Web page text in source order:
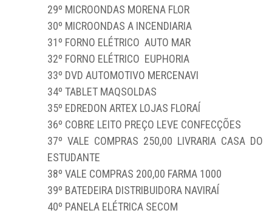
29º MICROONDAS MORENA FLOR
30º MICROONDAS A INCENDIARIA
31º FORNO ELÉTRICO AUTO MAR
32º FORNO ELÉTRICO EUPHORIA
33º DVD AUTOMOTIVO MERCENAVI
34º TABLET MAQSOLDAS
35º EDREDON ARTEX LOJAS FLORAÍ
36º COBRE LEITO PREÇO LEVE CONFECÇÕES
37º VALE COMPRAS 250,00 LIVRARIA CASA DO
ESTUDANTE
38º VALE COMPRAS 200,00 FARMA 1000
39º BATEDEIRA DISTRIBUIDORA NAVIRAÍ
40º PANELA ELÉTRICA SECOM